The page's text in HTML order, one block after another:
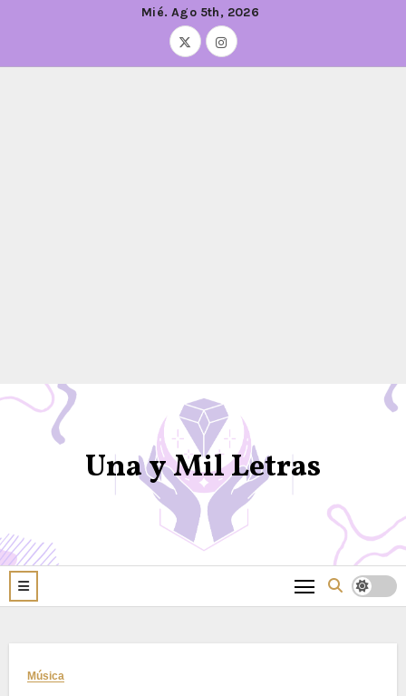
Mié. Ago 5th, 2026
Una y Mil Letras
Música